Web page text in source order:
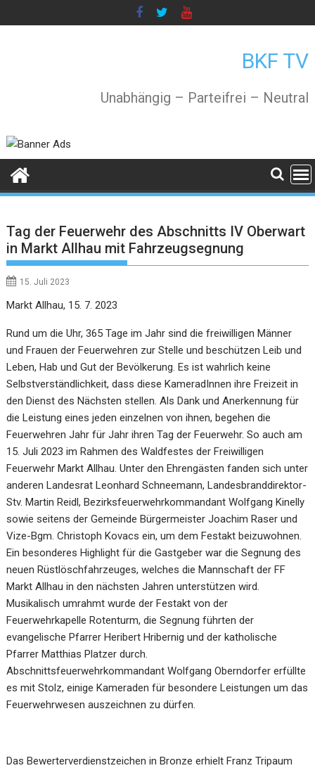
to
BKF TV
Unabhängig – Parteifrei – Neutral
Tag der Feuerwehr des Abschnitts IV Oberwart
in Markt Allhau mit Fahrzeugsegnung
15. Juli 2023
Markt Allhau, 15. 7. 2023
Rund um die Uhr, 365 Tage im Jahr sind die freiwilligen Männer
und Frauen der Feuerwehren zur Stelle und beschützen Leib und
Leben, Hab und Gut der Bevölkerung. Es ist wahrlich keine
Selbstverständlichkeit, dass diese KameradInnen ihre Freizeit in
den Dienst des Nächsten stellen. Als Dank und Anerkennung für
die Leistung eines jeden einzelnen von ihnen, begehen die
Feuerwehren Jahr für Jahr ihren Tag der Feuerwehr. So auch am
15. Juli 2023 im Rahmen des Waldfestes der Freiwilligen
Feuerwehr Markt Allhau. Unter den Ehrengästen fanden sich unter
anderen Landesrat Leonhard Schneemann, Landesbranddirektor-
Stv. Martin Reidl, Bezirksfeuerwehrkommandant Wolfgang Kinelly
sowie seitens der Gemeinde Bürgermeister Joachim Raser und
Vize-Bgm. Christoph Kovacs ein, um dem Festakt beizuwohnen.
Ein besonderes Highlight für die Gastgeber war die Segnung des
neuen Rüstlöschfahrzeuges, welches die Mannschaft der FF
Markt Allhau in den nächsten Jahren unterstützen wird.
Musikalisch umrahmt wurde der Festakt von der
Feuerwehrkapelle Rotenturm, die Segnung führten der
evangelische Pfarrer Heribert Hribernig und der katholische
Pfarrer Matthias Platzer durch.
Abschnittsfeuerwehrkommandant Wolfgang Oberndorfer erfüllte
es mit Stolz, einige Kameraden für besondere Leistungen um das
Feuerwehrwesen auszeichnen zu dürfen.
Das Bewerterverdienstzeichen in Bronze erhielt Franz Tripaum